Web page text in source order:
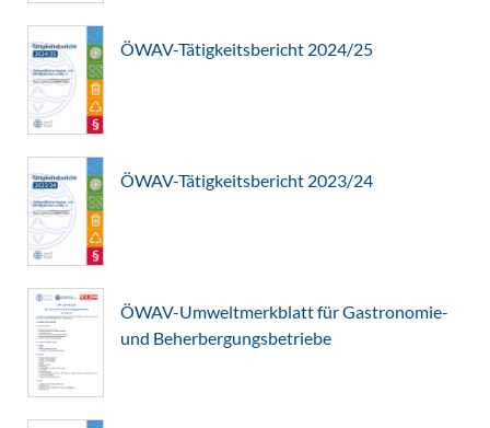
ÖWAV-Tätigkeitsbericht 2024/25
ÖWAV-Tätigkeitsbericht 2023/24
ÖWAV-Umweltmerkblatt für Gastronomie-
und Beherbergungsbetriebe